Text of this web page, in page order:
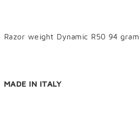
Razor weight Dynamic R50 94 gram.
MADE IN ITALY